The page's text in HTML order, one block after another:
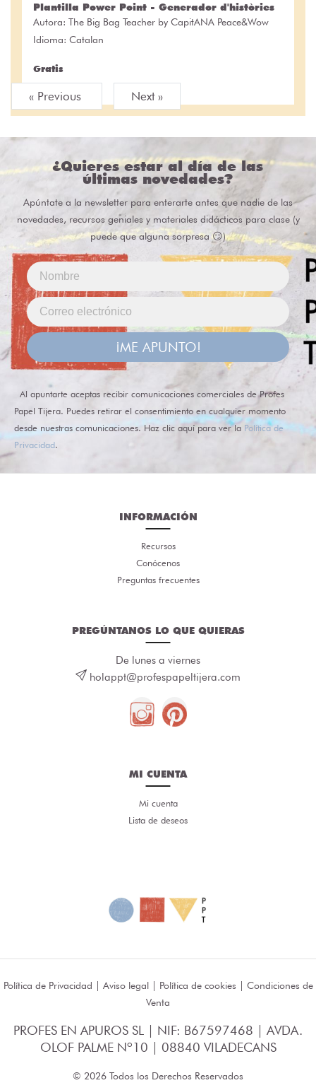
Plantilla Power Point - Generador d'històries
Autora: The Big Bag Teacher by CapitANA Peace&Wow
Idioma: Catalan
Gratis
« Previous Next »
¿Quieres estar al día de las
últimas novedades?
Apúntate a la newsletter para enterarte antes que nadie de las
novedades, recursos geniales y materiales didácticos para clase (y
puede que alguna sorpresa 😏)
¡ME APUNTO!
Al apuntarte aceptas recibir comunicaciones comerciales de Profes
Papel Tijera. Puedes retirar el consentimiento en cualquier momento
desde nuestras comunicaciones. Haz clic aquí para ver la Política de
Privacidad.
INFORMACIÓN
Recursos
Conócenos
Preguntas frecuentes
PREGÚNTANOS LO QUE QUIERAS
De lunes a viernes
holappt@profespapeltijera.com
MI CUENTA
Mi cuenta
Lista de deseos
Política de Privacidad | Aviso legal| Política de cookies | Condiciones de
Venta
PROFES EN APUROS SL | NIF: B67597468 | AVDA.
OLOF PALME Nº10 | 08840 VILADECANS
© 2026 Todos los Derechos Reservados